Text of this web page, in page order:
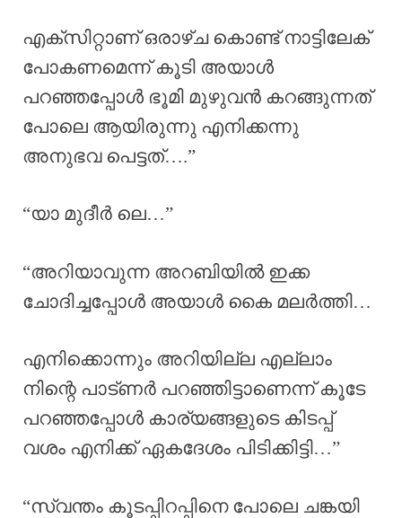
എക്സിറ്റാണ് ഒരാഴ്ച കൊണ്ട് നാട്ടിലേക്
പോകണമെന്ന് കൂടി അയാൾ
പറഞ്ഞപ്പോൾ ഭൂമി മുഴുവൻ കറങ്ങുന്നത്
പോലെ ആയിരുന്നു എനിക്കന്നു
അനുഭവ പെട്ടത്….”
“യാ മുദീർ ലെ…”
“അറിയാവുന്ന അറബിയിൽ ഇക്ക
ചോദിച്ചപ്പോൾ അയാൾ കൈ മലർത്തി…
എനിക്കൊന്നും അറിയില്ല എല്ലാം
നിന്റെ പാട്ണർ പറഞ്ഞിട്ടാണെന്ന് കൂടേ
പറഞ്ഞപ്പോൾ കാര്യങ്ങളുടെ കിടപ്പ്
വശം എനിക്ക് ഏകദേശം പിടിക്കിട്ടി…”
“സ്വന്തം കൂടപ്പിറപ്പിനെ പോലെ ചങ്കയി